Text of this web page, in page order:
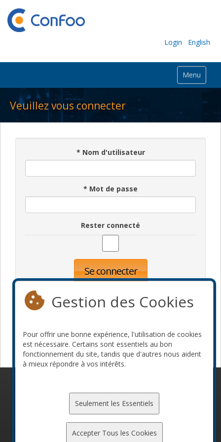
Login English
Menu
Veuillez vous connecter
* Nom d'utilisateur
* Mot de passe
Rester connecté
Se connecter
Devenir commanditaire
Gestion des Cookies
Pour offrir une bonne expérience, l'utilisation de cookies
est nécessaire. Certains sont essentiels au bon
fonctionnement du site, tandis que d'autres nous aident
à mieux répondre à vos intérêts.
Seulement les Essentiels
Accepter Tous les Cookies